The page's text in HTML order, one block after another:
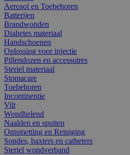
Aerosol en Toebehoren
Batterijen
Brandwonden
Diabetes materiaal
Handschoenen
Oplossing voor injectie
Pillendozen en accessoires
Steriel materiaal
Stomacare
Toebehoren
Incontinentie
Vilt
Wondhelend
Naalden en spuiten
Ontsmetting en Reiniging
Sondes, baxters en catheters
Steriel wondverband